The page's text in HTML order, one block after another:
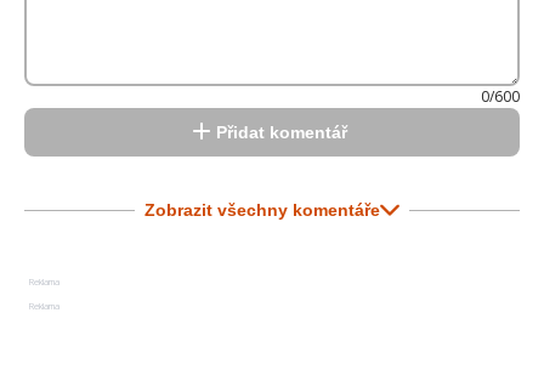
0/600
Přidat komentář
Zobrazit všechny komentáře
Reklama
Reklama